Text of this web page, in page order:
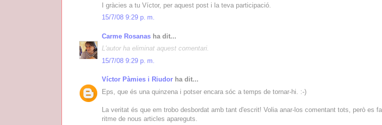
I gràcies a tu Víctor, per aquest post i la teva participació.
15/7/08 9:29 p. m.
Carme Rosanas ha dit...
L'autor ha eliminat aquest comentari.
15/7/08 9:29 p. m.
Víctor Pàmies i Riudor ha dit...
Eps, que és una quinzena i potser encara sóc a temps de tornar-hi. :-)
La veritat és que em trobo desbordat amb tant d'escrit! Volia anar-los comentant tots, però es
ritme de nous articles apareguts.